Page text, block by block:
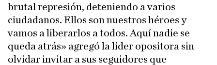
brutal represión, deteniendo a varios
ciudadanos. Ellos son nuestros héroes y
vamos a liberarlos a todos. Aquí nadie se
queda atrás» agregó la líder opositora sin
olvidar invitar a sus seguidores que